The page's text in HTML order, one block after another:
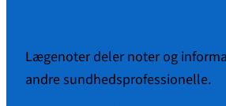
Lægenoter deler noter og
andre sundhedsprofessionelle.